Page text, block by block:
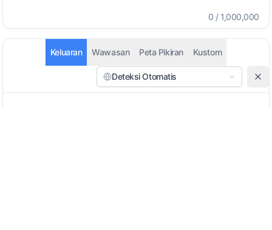
0 / 1,000,000
Keluaran Wawasan Peta Pikiran Kustom
Deteksi Otomatis